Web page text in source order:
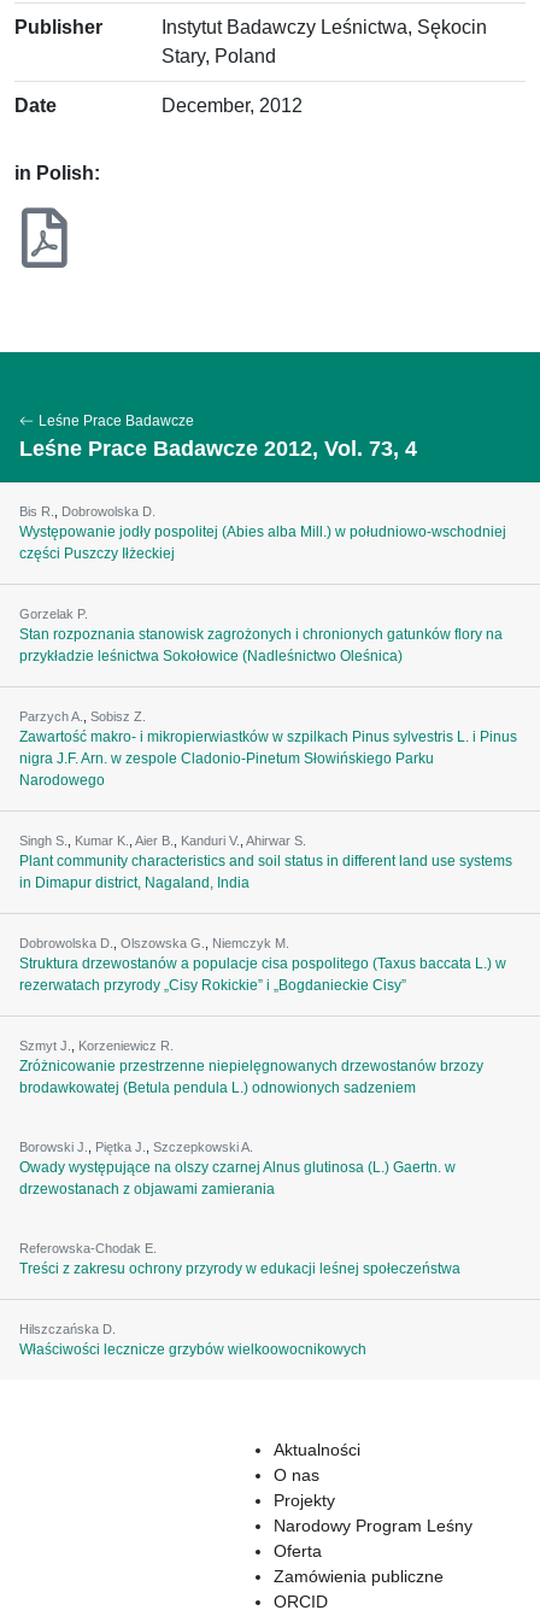
Publisher
Instytut Badawczy Leśnictwa, Sękocin
Stary, Poland
Date December, 2012
in Polish:
Leśne Prace Badawcze
Leśne Prace Badawcze 2012, Vol. 73, 4
Bis R. Dobrowolska D.
Występowanie jodły pospolitej (Abies alba Mill.) w południowo-wschodniej
części Puszczy Iłżeckiej
Gorzelak P.
Stan rozpoznania stanowisk zagrożonych i chronionych gatunków flory na
przykładzie leśnictwa Sokołowice (Nadleśnictwo Oleśnica)
Parzych A. Sobisz Z.
Zawartość makro- i mikropierwiastków w szpilkach Pinus sylvestris L. i Pinus
nigra J.F. Arn. w zespole Cladonio-Pinetum Słowińskiego Parku
Narodowego
Singh S. Kumar K. Aier B. Kanduri V. Ahirwar S.
Plant community characteristics and soil status in different land use systems
in Dimapur district, Nagaland, India
Dobrowolska D. Olszowska G. Niemczyk M.
Struktura drzewostanów a populacje cisa pospolitego (Taxus baccata L.) w
rezerwatach przyrody „Cisy Rokickie” i „Bogdanieckie Cisy”
Szmyt J. Korzeniewicz R.
Zróżnicowanie przestrzenne niepielęgnowanych drzewostanów brzozy
brodawkowatej (Betula pendula L.) odnowionych sadzeniem
Borowski J. Piętka J. Szczepkowski A.
Owady występujące na olszy czarnej Alnus glutinosa (L.) Gaertn. w
drzewostanach z objawami zamierania
Referowska-Chodak E.
Treści z zakresu ochrony przyrody w edukacji leśnej społeczeństwa
Hilszczańska D.
Właściwości lecznicze grzybów wielkoowocnikowych
Aktualności
O nas
Projekty
Narodowy Program Leśny
Oferta
Zamówienia publiczne
ORCID